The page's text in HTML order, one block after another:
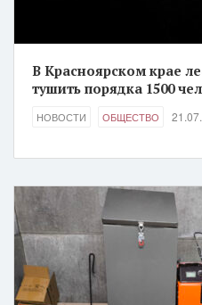
В Красноярском крае
тушить порядка 1500
НОВОСТИ ОБЩЕСТВО